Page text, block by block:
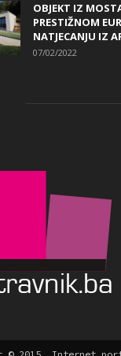
OBJEKT IZ
PRESTIŽNOM
NATJECANJU IZ
07/02/2022